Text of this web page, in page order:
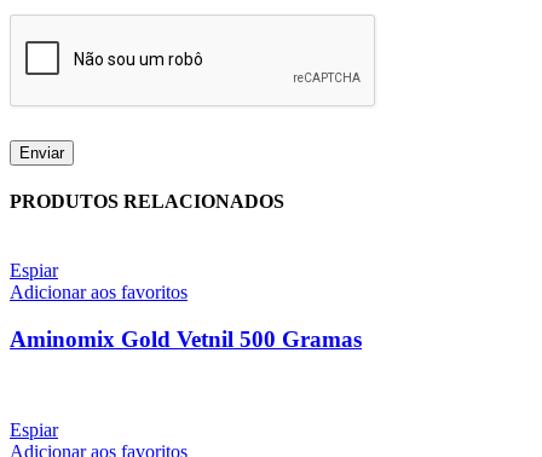
PRODUTOS RELACIONADOS
Espiar
Adicionar aos favoritos
Aminomix Gold Vetnil 500 Gramas
Espiar
Adicionar aos favoritos